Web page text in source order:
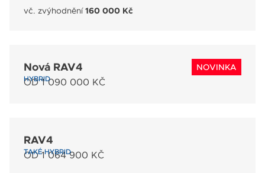
vč. zvýhodnění160 000 Kč
NOVINKA
HYBRID
Nová RAV4
OD 1 090 000 KČ
TAKÉ HYBRID
RAV4
OD 1 064 900 KČ